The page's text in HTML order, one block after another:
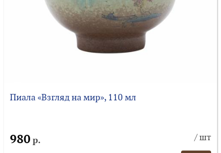
Пиала «Взгляд на мир», 110 мл
980 р. / шт